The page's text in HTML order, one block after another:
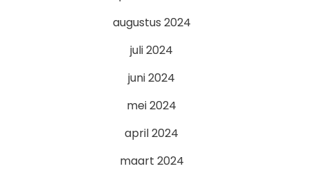
augustus 2024
juli 2024
juni 2024
mei 2024
april 2024
maart 2024